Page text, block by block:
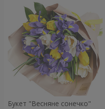
Букет "Весняне сонечко"